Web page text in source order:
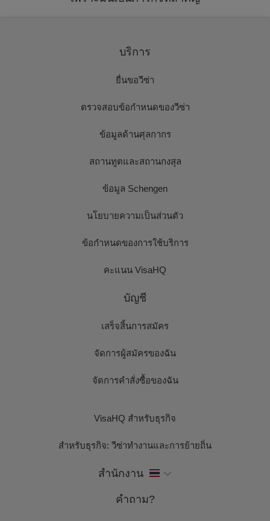
บริการ
ยื่นขอวีซ่า
ตรวจสอบข้อกำหนดของวีซ่า
ข้อมูลด้านศุลกากร
สถานทูตและสถานกงสุล
ข้อมูล Schengen
นโยบายความเป็นส่วนตัว
ข้อกำหนดของการใช้บริการ
คะแนน VisaHQ
บัญชี
เสร็จสิ้นการสมัคร
จัดการผู้สมัครของฉัน
จัดการคำสั่งซื้อของฉัน
VisaHQ สำหรับธุรกิจ
สำหรับธุรกิจ: วีซ่าทำงานและการย้ายถิ่น
สำนักงาน
คำถาม?